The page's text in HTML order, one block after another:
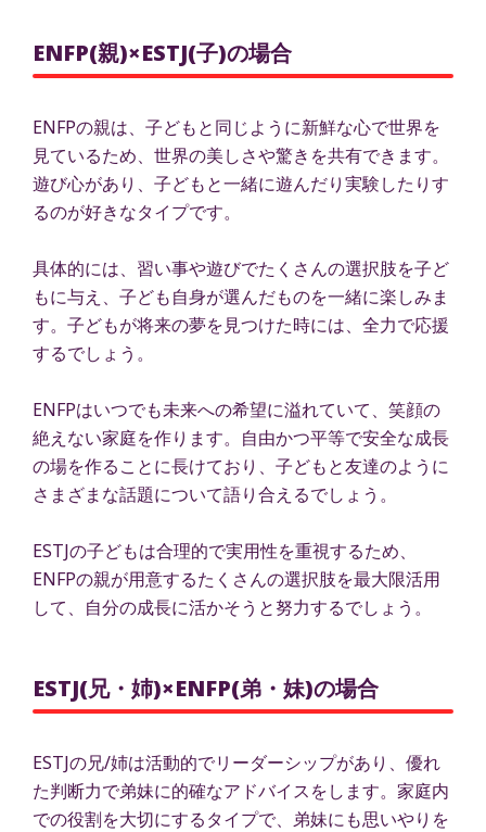
ENFP(親)×ESTJ(子)の場合
ENFPの親は、子どもと同じように新鮮な心で世界を
見ているため、世界の美しさや驚きを共有できます。
遊び心があり、子どもと一緒に遊んだり実験したりす
るのが好きなタイプです。
具体的には、習い事や遊びでたくさんの選択肢を子ど
もに与え、子ども自身が選んだものを一緒に楽しみま
す。子どもが将来の夢を見つけた時には、全力で応援
するでしょう。
ENFPはいつでも未来への希望に溢れていて、笑顔の
絶えない家庭を作ります。自由かつ平等で安全な成長
の場を作ることに長けており、子どもと友達のように
さまざまな話題について語り合えるでしょう。
ESTJの子どもは合理的で実用性を重視するため、
ENFPの親が用意するたくさんの選択肢を最大限活用
して、自分の成長に活かそうと努力するでしょう。
ESTJ(兄・姉)×ENFP(弟・妹)の場合
ESTJの兄/姉は活動的でリーダーシップがあり、優れ
た判断力で弟妹に的確なアドバイスをします。家庭内
での役割を大切にするタイプで、弟妹にも思いやりを